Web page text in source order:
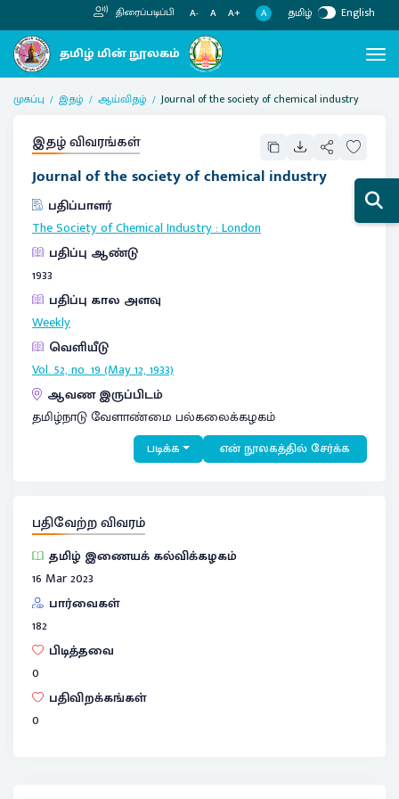
திரைப்படிப்பி A- A A+ A தமிழ் English
முகப்பு இதழ் ஆய்விதழ் Journal of the society of chemical industry
இதழ் விவரங்கள்
Journal of the society of chemical industry
பதிப்பாளர்
The Society of Chemical Industry:London
பதிப்பு ஆண்டு
1933
பதிப்பு கால அளவு
Weekly
வெளியீடு
Vol. 52, no. 19 (May 12, 1933)
ஆவண இருப்பிடம்
தமிழ்நாடு வேளாண்மை பல்கலைக்கழகம்
படிக்க என் நூலகத்தில் சேர்க்க
பதிவேற்ற விவரம்
தமிழ் இணையக் கல்விக்கழகம்
16 Mar 2023
பார்வைகள்
182
பிடித்தவை
0
பதிவிறக்கங்கள்
0